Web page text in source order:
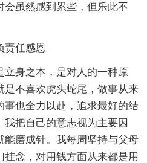
会虽然感到累些，但乐此不
责任感恩
立身之本，是对人的一种原
是不喜欢虎头蛇尾，做事从来
事也全力以赴，追求最好的结
把自己的意志视为主要因
能磨成针。我每周坚持与父母
念，对用钱方面从来都是用